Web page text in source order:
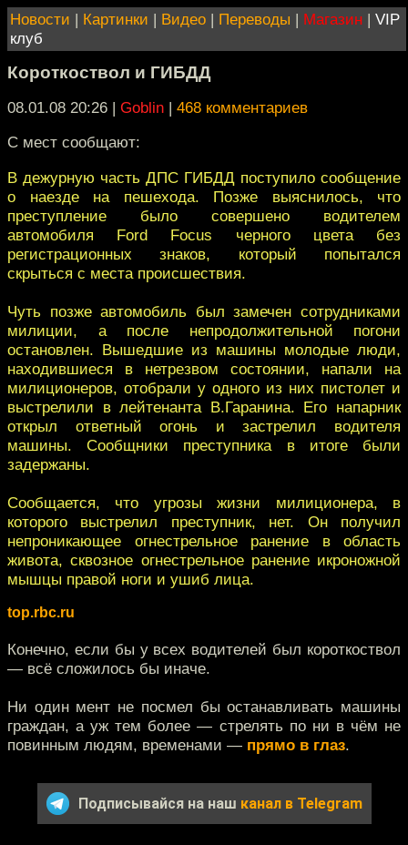
Новости | Картинки | Видео | Переводы | Магазин | VIP
клуб
Короткоствол и ГИБДД
08.01.08 20:26 | Goblin | 468 комментариев
С мест сообщают:
В дежурную часть ДПС ГИБДД поступило сообщение
о наезде на пешехода. Позже выяснилось, что
преступление было совершено водителем
автомобиля Ford Focus черного цвета без
регистрационных знаков, который попытался
скрыться с места происшествия.
Чуть позже автомобиль был замечен сотрудниками
милиции, а после непродолжительной погони
остановлен. Вышедшие из машины молодые люди,
находившиеся в нетрезвом состоянии, напали на
милиционеров, отобрали у одного из них пистолет и
выстрелили в лейтенанта В.Гаранина. Его напарник
открыл ответный огонь и застрелил водителя
машины. Сообщники преступника в итоге были
задержаны.
Сообщается, что угрозы жизни милиционера, в
которого выстрелил преступник, нет. Он получил
непроникающее огнестрельное ранение в область
живота, сквозное огнестрельное ранение икроножной
мышцы правой ноги и ушиб лица.
top.rbc.ru
Конечно, если бы у всех водителей был короткоствол
— всё сложилось бы иначе.
Ни один мент не посмел бы останавливать машины
граждан, а уж тем более — стрелять по ни в чём не
повинным людям, временами — прямо в глаз.
Подписывайся на наш канал в Telegram